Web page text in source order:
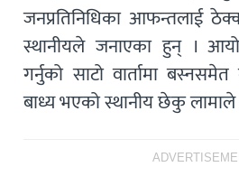
जनप्रतिनिधिका आफन्तलाई
स्थानीयले जनाएका हुन् ।
गर्नुको साटो वार्तामा
बाध्य भएको स्थानीय छेकु लामाले